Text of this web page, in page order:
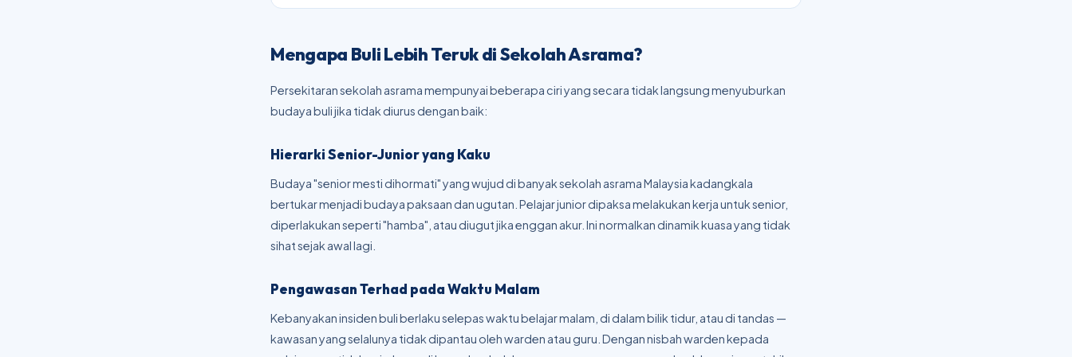
Mengapa Buli Lebih Teruk di Sekolah Asrama?
Persekitaran sekolah asrama mempunyai beberapa ciri yang secara tidak langsung menyuburkan
budaya buli jika tidak diurus dengan baik:
Hierarki Senior-Junior yang Kaku
Budaya "senior mesti dihormati" yang wujud di banyak sekolah asrama Malaysia kadangkala
bertukar menjadi budaya paksaan dan ugutan. Pelajar junior dipaksa melakukan kerja untuk senior,
diperlakukan seperti "hamba", atau diugut jika enggan akur. Ini normalkan dinamik kuasa yang tidak
sihat sejak awal lagi.
Pengawasan Terhad pada Waktu Malam
Kebanyakan insiden buli berlaku selepas waktu belajar malam, di dalam bilik tidur, atau di tandas —
kawasan yang selalunya tidak dipantau oleh warden atau guru. Dengan nisbah warden kepada